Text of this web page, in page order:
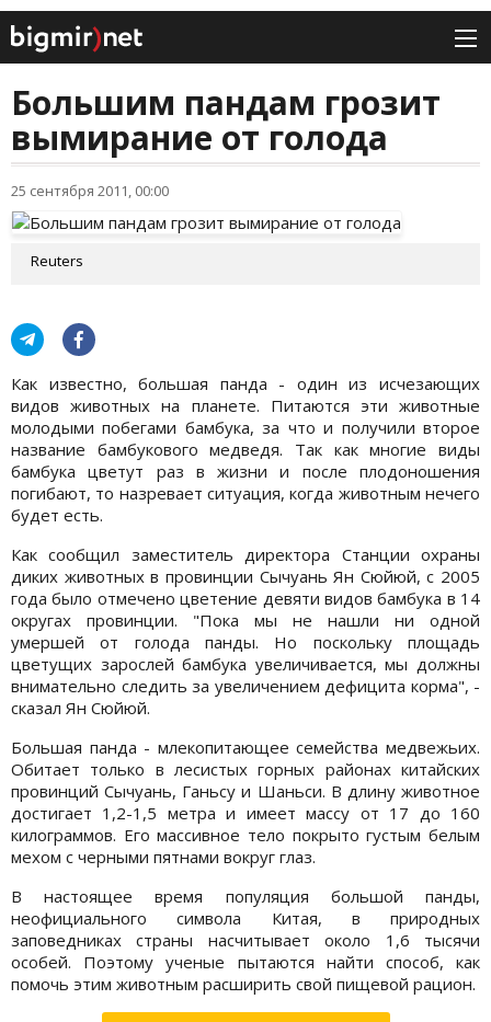
Большим пандам грозит
вымирание от голода
25 сентября 2011, 00:00
Reuters
Как известно, большая панда - один из исчезающих
видов животных на планете. Питаются эти животные
молодыми побегами бамбука, за что и получили второе
название бамбукового медведя. Так как многие виды
бамбука цветут раз в жизни и после плодоношения
погибают, то назревает ситуация, когда животным нечего
будет есть.
Как сообщил заместитель директора Станции охраны
диких животных в провинции Сычуань Ян Сюйюй, с 2005
года было отмечено цветение девяти видов бамбука в 14
округах провинции. "Пока мы не нашли ни одной
умершей от голода панды. Но поскольку площадь
цветущих зарослей бамбука увеличивается, мы должны
внимательно следить за увеличением дефицита корма", -
сказал Ян Сюйюй.
Большая панда - млекопитающее семейства медвежьих.
Обитает только в лесистых горных районах китайских
провинций Сычуань, Ганьсу и Шаньси. В длину животное
достигает 1,2-1,5 метра и имеет массу от 17 до 160
килограммов. Его массивное тело покрыто густым белым
мехом с черными пятнами вокруг глаз.
В настоящее время популяция большой панды,
неофициального символа Китая, в природных
заповедниках страны насчитывает около 1,6 тысячи
особей. Поэтому ученые пытаются найти способ, как
помочь этим животным расширить свой пищевой рацион.